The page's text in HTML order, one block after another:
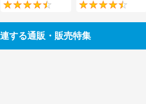
4.5
する通販・販売特集